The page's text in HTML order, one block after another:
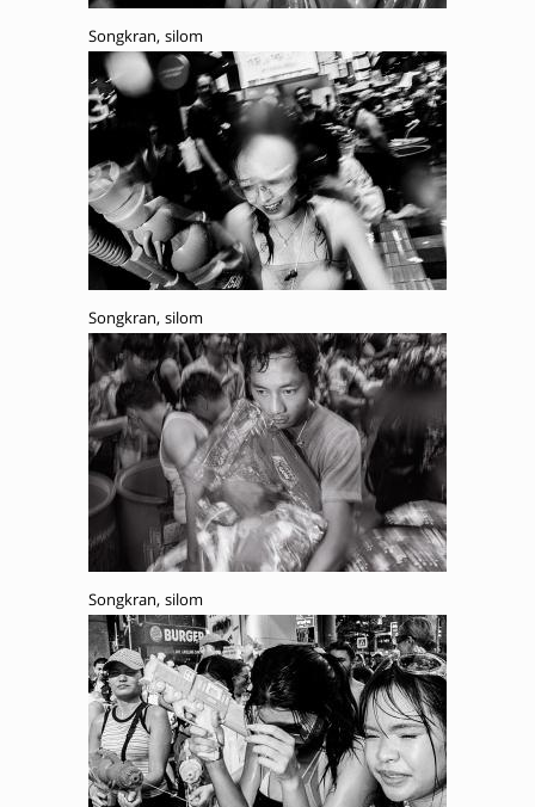
Songkran, silom
Songkran, silom
Songkran, silom